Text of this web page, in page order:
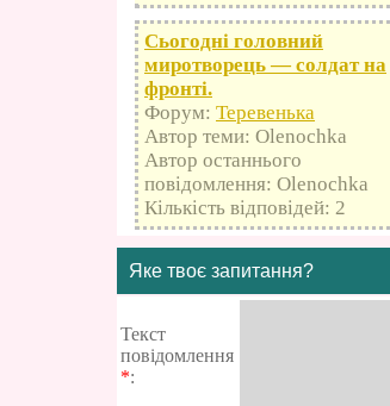
Сьогодні головний
миротворець — солдат на
фронті.
Форум: Теревенька
Автор теми: Olenochka
Автор останнього
повідомлення: Olenochka
Кількість відповідей: 2
Яке твоє запитання?
Текст
повідомлення
*: